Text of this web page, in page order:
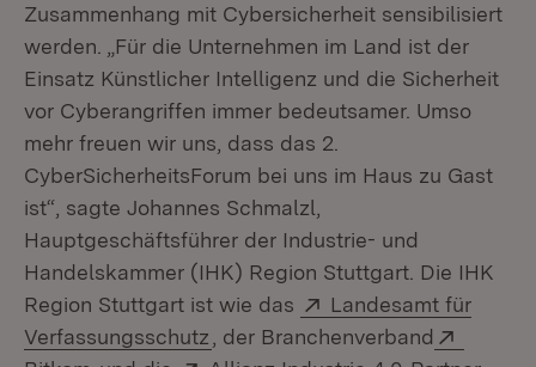
Zusammenhang mit Cybersicherheit sensibilisiert
werden. „Für die Unternehmen im Land ist der
Einsatz Künstlicher Intelligenz und die Sicherheit
vor Cyberangriffen immer bedeutsamer. Umso
mehr freuen wir uns, dass das 2.
CyberSicherheitsForum bei uns im Haus zu Gast
ist“, sagte Johannes Schmalzl,
Hauptgeschäftsführer der Industrie- und
Handelskammer (IHK) Region Stuttgart. Die IHK
Region Stuttgart ist wie das
Extern:
Landesamt für
Verfassungsschutz (Öffnet in neuem Fenster)
, der Branchenverband